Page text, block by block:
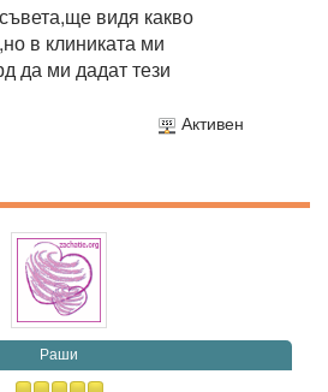
видя какво
в клиниката ми
да ми дадат тези
Активен
Раши